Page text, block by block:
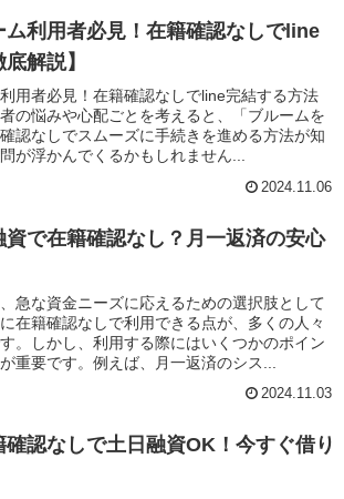
ム利用者必見！在籍確認なしでline
解説】
用者必見！在籍確認なしでline完結する方法
の悩みや心配ごとを考えると、「ブルームを
認なしでスムーズに手続きを進める方法が知
が浮かんでくるかもしれません...
2024.11.06
資で在籍確認なし？月一返済の安心
急な資金ニーズに応えるための選択肢として
在籍確認なしで利用できる点が、多くの人々
。しかし、利用する際にはいくつかのポイン
重要です。例えば、月一返済のシス...
2024.11.03
確認なしで土日融資OK！今すぐ借り